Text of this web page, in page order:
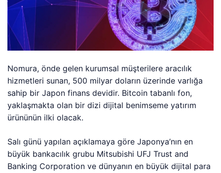
Nomura, önde gelen kurumsal müşterilere aracılık
hizmetleri sunan, 500 milyar doların üzerinde varlığa
sahip bir Japon finans devidir. Bitcoin tabanlı fon,
yaklaşmakta olan bir dizi dijital benimseme yatırım
ürününün ilki olacak.
Salı günü yapılan açıklamaya göre Japonya’nın en
büyük bankacılık grubu Mitsubishi UFJ Trust and
Banking Corporation ve dünyanın en büyük dijital para